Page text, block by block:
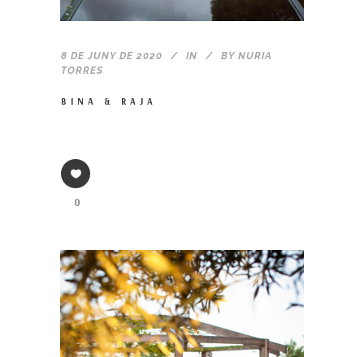
8 DE JUNY DE 2020 IN BY NURIA
TORRES
BINA & RAJA
0